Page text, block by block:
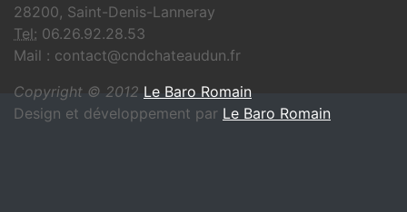
28200, Saint-Denis-Lanneray
Tel: 06.26.92.28.53
Mail : contact@cndchateaudun.fr
Copyright © 2012 Le Baro Romain
Design et développement par Le Baro Romain